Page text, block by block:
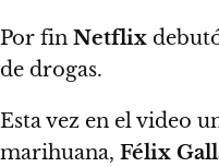
Por fin Netflix
de drogas.
Esta vez en el video
marihuana, Félix